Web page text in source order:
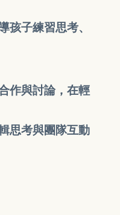
孩子練習思考、
作與討論，在輕
思考與團隊互動